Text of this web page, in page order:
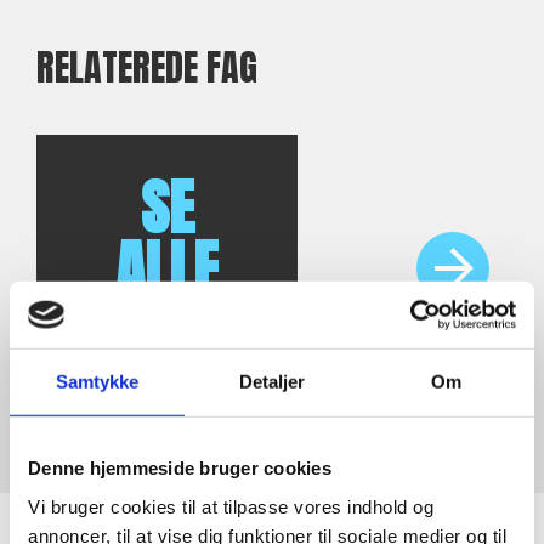
Samtykke Detaljer Om
Denne hjemmeside bruger cookies
Vi bruger cookies til at tilpasse vores indhold og
annoncer, til at vise dig funktioner til sociale medier og til
RELATEREDE FAG
SE
ALLE
FAG